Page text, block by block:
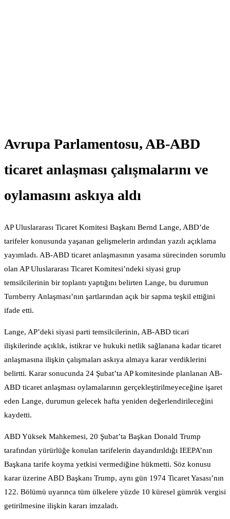
Avrupa Parlamentosu, AB-ABD
ticaret anlaşması çalışmalarını ve
oylamasını askıya aldı
AP Uluslararası Ticaret Komitesi Başkanı Bernd Lange, ABD’de
tarifeler konusunda yaşanan gelişmelerin ardından yazılı açıklama
yayımladı. AB-ABD ticaret anlaşmasının yasama sürecinden sorumlu
olan AP Uluslararası Ticaret Komitesi’ndeki siyasi grup
temsilcilerinin bir toplantı yaptığını belirten Lange, bu durumun
Turnberry Anlaşması’nın şartlarından açık bir sapma teşkil ettiğini
ifade etti.
Lange, AP’deki siyasi parti temsilcilerinin, AB-ABD ticari
ilişkilerinde açıklık, istikrar ve hukuki netlik sağlanana kadar ticaret
anlaşmasına ilişkin çalışmaları askıya almaya karar verdiklerini
belirtti. Karar sonucunda 24 Şubat’ta AP komitesinde planlanan AB-
ABD ticaret anlaşması oylamalarının gerçekleştirilmeyeceğine işaret
eden Lange, durumun gelecek hafta yeniden değerlendirileceğini
kaydetti.
ABD Yüksek Mahkemesi, 20 Şubat’ta Başkan Donald Trump
tarafından yürürlüğe konulan tarifelerin dayandırıldığı IEEPA’nın
Başkana tarife koyma yetkisi vermediğine hükmetti. Söz konusu
karar üzerine ABD Başkanı Trump, aynı gün 1974 Ticaret Yasası’nın
122. Bölümü uyarınca tüm ülkelere yüzde 10 küresel gümrük vergisi
getirilmesine ilişkin kararı imzaladı.